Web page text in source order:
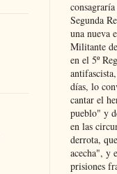
Segunda
una nueva
Militante
en el 5º
días, lo
cantar el
pueblo" y
en las
derrota,
acecha", y
prisiones